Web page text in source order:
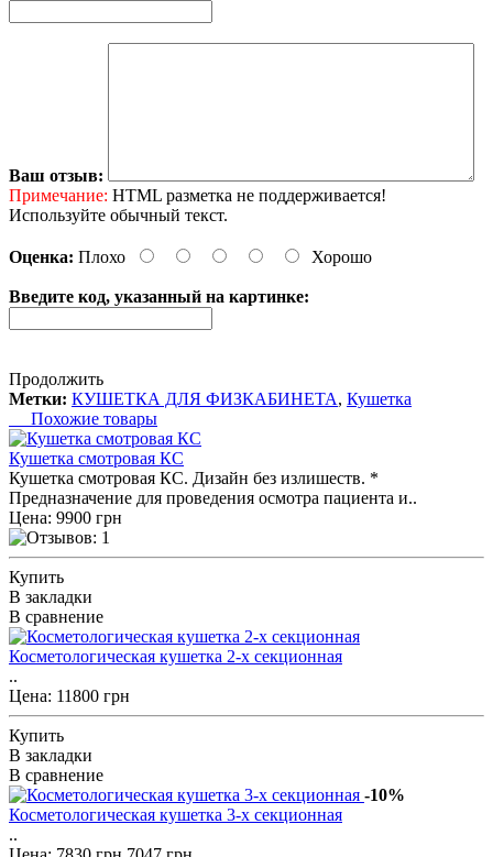
Ваш отзыв:
Примечание: HTML разметка не поддерживается!
Используйте обычный текст.
Оценка: Плохо Хорошо
Введите код, указанный на картинке:
Продолжить
Метки: КУШЕТКА ДЛЯ ФИЗКАБИНЕТА, Кушетка
Похожие товары
Кушетка смотровая КС
Кушетка смотровая КС. Дизайн без излишеств. *
Предназначение для проведения осмотра пациента и..
Цена: 9900 грн
Купить
В закладки
В сравнение
Косметологическая кушетка 2-х секционная
..
Цена: 11800 грн
Купить
В закладки
В сравнение
-10%
Косметологическая кушетка 3-х секционная
..